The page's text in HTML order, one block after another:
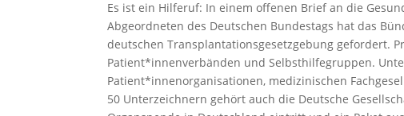
Es ist ein Hilferuf: In einem offenen Brief an die
Abgeordneten des Deutschen Bundestags hat das
deutschen Transplantationsgesetzgebung gefordert.
Patient*innenverbänden und Selbsthilfegruppen.
Patient*innenorganisationen, medizinischen
50 Unterzeichnern gehört auch die Deutsche